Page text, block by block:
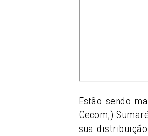
Estão sendo
Cecom,)
sua